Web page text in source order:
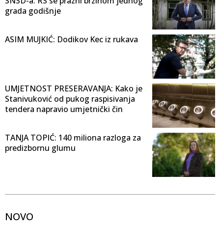
grada godišnje
ASIM MUJKIĆ: Dodikov Kec iz rukava
UMJETNOST PRESERAVANJA: Kako je
Stanivuković od pukog raspisivanja
tendera napravio umjetnički čin
TANJA TOPIĆ: 140 miliona razloga za
predizbornu glumu
NOVO